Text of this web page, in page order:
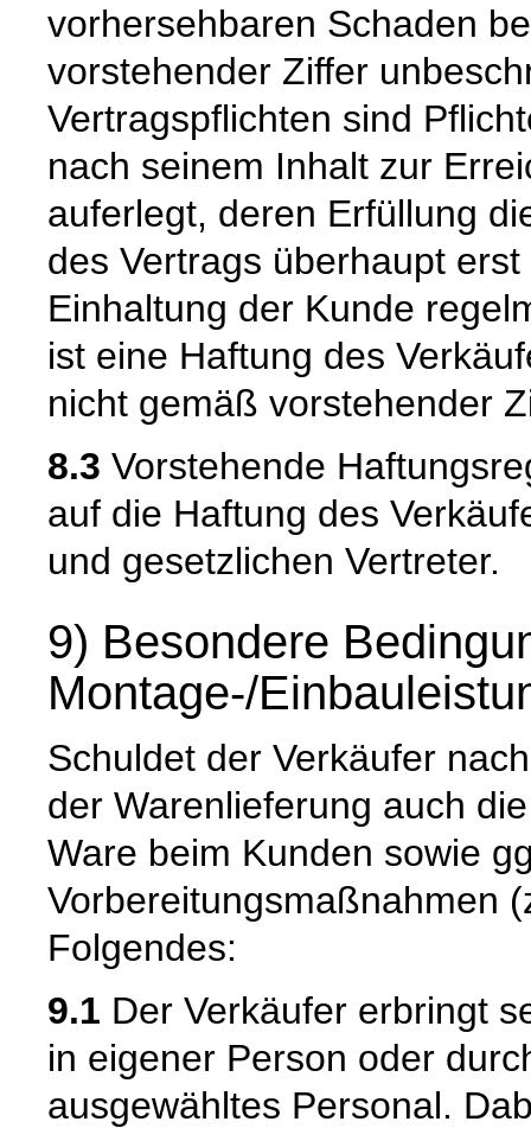
vorhersehbaren Schaden
vorstehender Ziffer
Vertragspflichten sind
nach seinem Inhalt zur
auferlegt, deren Erfüllung
des Vertrags überhaupt
Einhaltung der Kunde
ist eine Haftung des
nicht gemäß vorstehender
8.3 Vorstehende
auf die Haftung des
und gesetzlichen Vertreter.
9) Besondere
Montage-/
Schuldet der Verkäufer
der Warenlieferung auch
Ware beim Kunden sowie
Vorbereitungsmaßnahmen
Folgendes:
9.1 Der Verkäufer erbringt
in eigener Person oder
ausgewähltes Personal.